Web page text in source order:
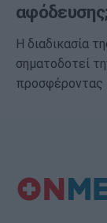
Η διαδικασία
σηματοδοτεί
προσφέροντας